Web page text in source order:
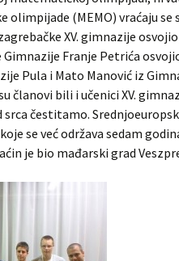
(MEMO) vraćaju se
XV. gimnazije
Franje Petrića
Pula i Mato Manović iz
članovi bili i učenici XV.
čestitamo.
se već održava sedam
je bio mađarski grad